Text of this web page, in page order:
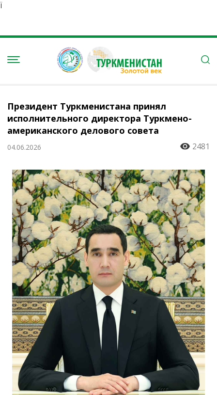
Ï
Президент Туркменистана принял
исполнительного директора Туркмено-
американского делового совета
04.06.2026 2481